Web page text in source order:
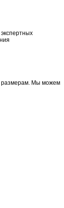
размерам. Мы можем